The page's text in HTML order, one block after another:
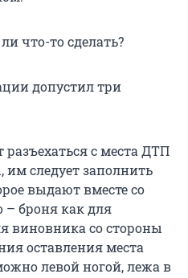
что-то сделать?
допустил три
с места ДТП
им следует заполнить
выдают вместе со
– броня как для
виновника со стороны
оставления места
левой ногой, лежа в